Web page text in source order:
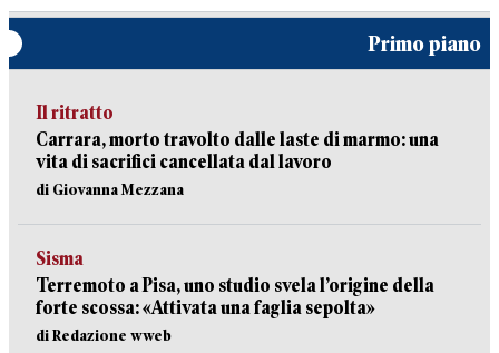
Primo piano
Il ritratto
Carrara, morto travolto dalle laste di marmo: una
vita di sacrifici cancellata dal lavoro
di Giovanna Mezzana
Sisma
Terremoto a Pisa, uno studio svela l’origine della
forte scossa: «Attivata una faglia sepolta»
di Redazione wweb